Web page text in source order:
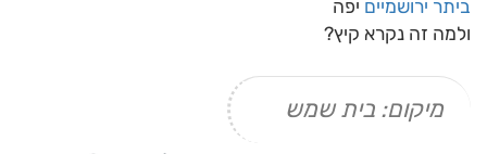
ביתר ירושמיים יפה
ולמה זה נקרא קיץ?
מיקום: בית שמש